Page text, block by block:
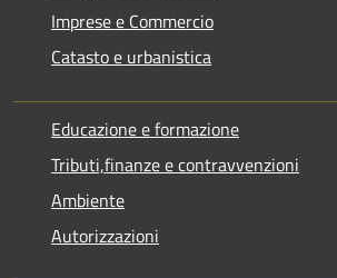
Imprese e Commercio
Catasto e urbanistica
Educazione e formazione
Tributi,finanze e contravvenzioni
Ambiente
Autorizzazioni